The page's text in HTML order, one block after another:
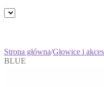
Strona główna/Głowice i
BLUE